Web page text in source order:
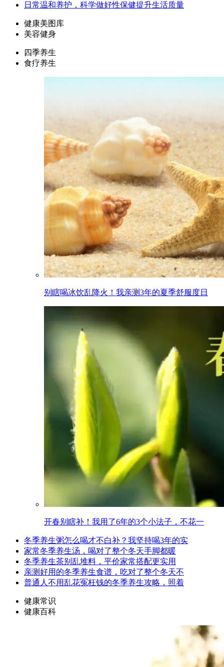
日常温和养护，科学做好性保健提升生活质量
健康美图库
美容健身
四季养生
食疗养生
别瞎喝冰饮乱降火！我亲测3年的夏季舒服度日
开春别瞎补！我用了6年的3个小法子，不花一
冬季养生粥怎么喝才不白补？我坚持喝3年的实
家常冬季养生汤，喝对了整个冬天手脚都暖
冬季养生茶别乱堆料，平价家常搭配更实用
亲测好用的冬季养生食谱，吃对了整个冬天不
普通人不用乱花冤枉钱的冬季养生攻略，照着
健康常识
健康百科